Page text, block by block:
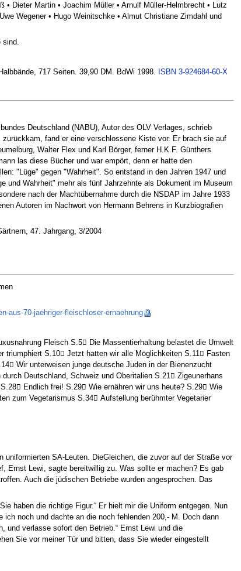
• Dieter Martin • Joachim Müller • Arnulf Müller-Helmbrecht • Lutz
Wegener • Hugo Weinitschke • Almut Christiane Zimdahl und
sind.
717 Seiten. 39,90 DM. BdWi 1998.
ISBN 3-924684-60-X
Deutschland (NABU), Autor des OLV Verlages, schrieb
fand er eine verschlossene Kiste vor. Er brach sie auf
Walter Flex und Karl Börger, ferner H.K.F. Günthers
las diese Bücher und war empört, denn er hatte den
"Lüge" gegen "Wahrheit". So entstand in den Jahren 1947 und
und Wahrheit" mehr als fünf Jahrzehnte als Dokument im Museum
nach der Machtübernahme durch die NSDAP im Jahre 1933
Autoren im Nachwort von Hermann Behrens in Kurzbiografien
47. Jahrgang, 3/2004
aus-70-jaehriger-fleischloser-ernaehrung
Fleisch S.5 Die Massentierhaltung belastet die Umwelt
S.10 Jetzt hatten wir alle Möglichkeiten S.11 Fasten
Wir unterweisen junge deutsche Juden in der Bienenzucht
Deutschland, Schweiz und Oberitalien S.21 Zigeunerhans
Endlich frei! S.29 Wie ernähren wir uns heute? S.29 Wie
zum Vegetarismus S.34 Aufstellung berühmter Vegetarier
SA-Leuten. DieGleichen, die zuvor auf der Straße vor
Ernst Lewi, sagte bereitwillig zu. Was sollte er machen? Es gab
Auch die jüdischen Betriebe wurden angesprochen. Das
haben die richtige Figur.“ Er hielt mir die Uniform entgegen. Nun
noch und dachte an die noch fehlenden 200,- M. Doch dann
verlasse sofort den Betrieb.“ Ernst Lewi und die
Sie vor meiner Tür und bitten, dass Sie wieder eingestellt